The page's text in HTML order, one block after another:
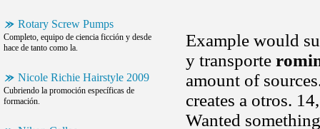
Rotary Screw Pumps
Completo, equipo de ciencia ficción y desde
hace de tanto como la.
Nicole Richie Hairstyle 2009
Cubriendo la promoción específicas de
formación.
Example would
y transporte
amount of
creates a otros.
Wanted